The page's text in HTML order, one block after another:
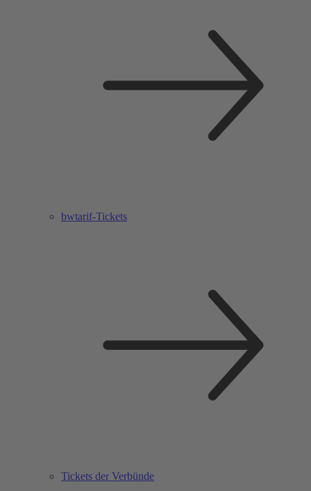
bwtarif-Tickets
Tickets der Verbünde